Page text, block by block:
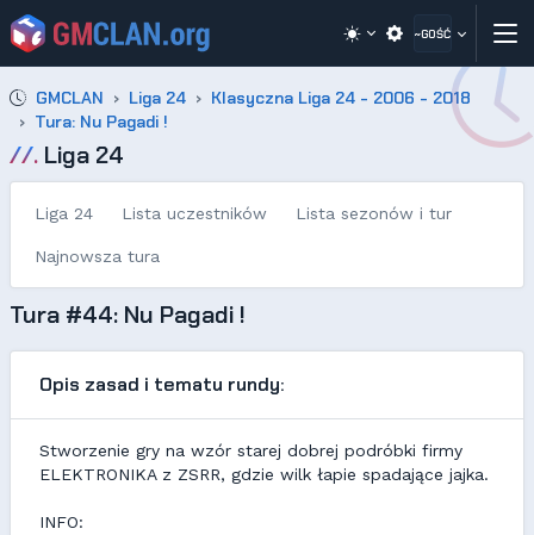
~GOŚĆ
GMCLAN Liga 24
Klasyczna Liga 24 - 2006 - 2018
Tura: Nu Pagadi !
//. Liga 24
Liga 24 Lista uczestników Lista sezonów i tur
Najnowsza tura
Tura #44: Nu Pagadi !
Opis zasad i tematu rundy:
Stworzenie gry na wzór starej dobrej podróbki firmy
ELEKTRONIKA z ZSRR, gdzie wilk łapie spadające jajka.
INFO: